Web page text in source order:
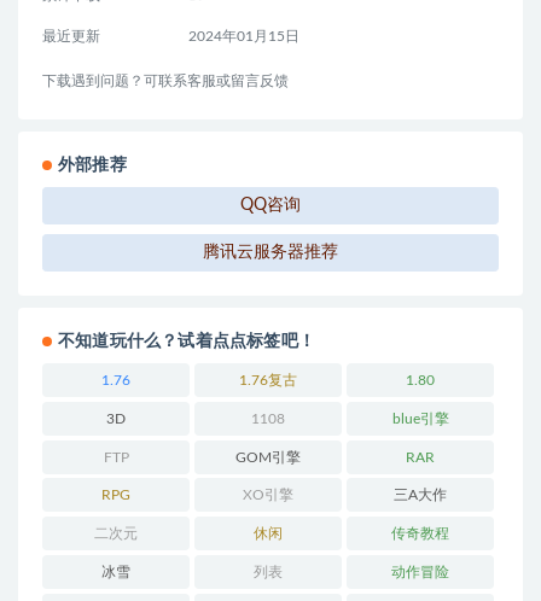
最近更新 2024年01月15日
下载遇到问题？可联系客服或留言反馈
外部推荐
QQ咨询
腾讯云服务器推荐
不知道玩什么？试着点点标签吧！
1.76 1.76复古 1.80
3D 1108 blue引擎
FTP GOM引擎 RAR
RPG XO引擎 三A大作
二次元 休闲 传奇教程
冰雪 列表 动作冒险